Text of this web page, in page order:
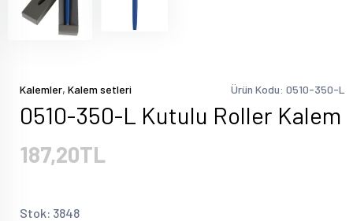
Kalemler, Kalem setleri Ürün Kodu: 0510-350-L
0510-350-L Kutulu Roller Kalem
187,20TL
Stok: 3848